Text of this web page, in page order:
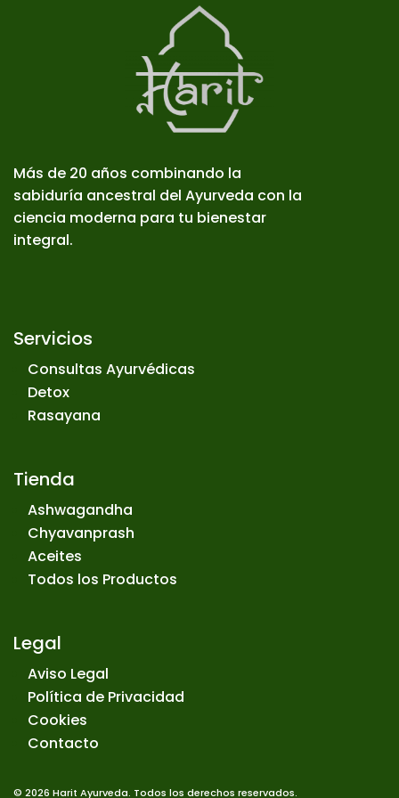
Más de 20 años combinando la
sabiduría ancestral del Ayurveda con la
ciencia moderna para tu bienestar
integral.
Servicios
Consultas Ayurvédicas
Detox
Rasayana
Tienda
Ashwagandha
Chyavanprash
Aceites
Todos los Productos
Legal
Aviso Legal
Política de Privacidad
Cookies
Contacto
© 2026 Harit Ayurveda. Todos los derechos reservados.